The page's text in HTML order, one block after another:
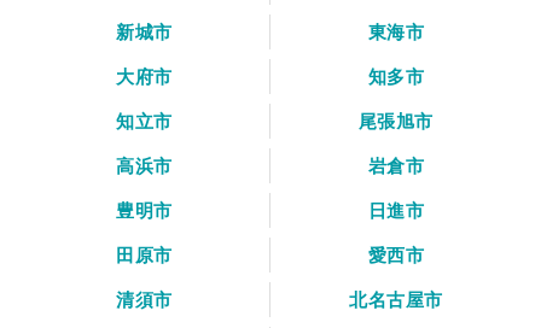
新城市
東海市
大府市
知多市
知立市
尾張旭市
高浜市
岩倉市
豊明市
日進市
田原市
愛西市
清須市
北名古屋市